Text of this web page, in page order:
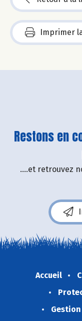
Imprimer
Restons en
....et retrouvez
Accueil